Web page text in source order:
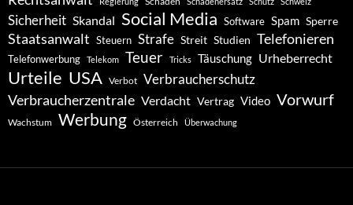
Sicherheit Skandal Social Media Software Spam Sperre
Staatsanwalt Steuern Strafe Streit Studien Telefonieren
Telefonwerbung Telekom Teuer Tricks Täuschung Urheberrecht
Urteile USA Verbot Verbraucherschutz
Verbraucherzentrale Verdacht Vertrag Video Vorwurf
Wachstum Werbung Österreich Überwachung